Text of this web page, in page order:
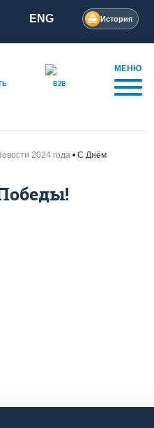
ENG История
B2B
МЕНЮ
2024 года
С Днём